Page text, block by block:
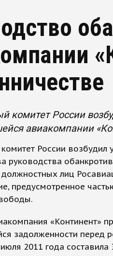
комитет России
авиакомпании
России возбудил
руководства
должностных лиц
предусмотренное
«Континент»
задолженности перед
2011 года